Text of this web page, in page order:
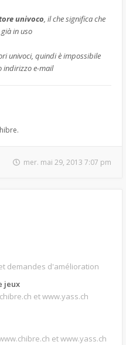
univoco, il che significa che
in uso
univoci, quindi è impossibile
indirizzo e-mail
mer. mai 29, 2013 7:07 pm
demandes d'amélioration
jeux
et www.yass.ch
et www.yass.ch